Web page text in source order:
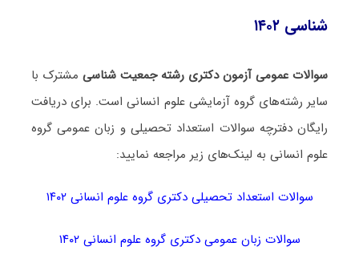
شناسی ۱۴۰۲
سوالات عمومی آزمون دکتری رشته جمعیت‌ شناسی مشترک با
سایر رشته‌های گروه آزمایشی علوم انسانی است. برای دریافت
رایگان دفترچه سوالات استعداد تحصیلی و زبان عمومی گروه
علوم انسانی به لینک‌های زیر مراجعه نمایید:
سوالات استعداد تحصیلی دکتری گروه علوم انسانی ۱۴۰۲
سوالات زبان عمومی دکتری گروه علوم انسانی ۱۴۰۲